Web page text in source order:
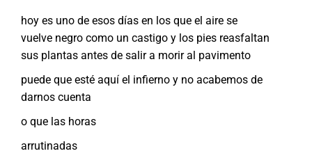
hoy es uno de esos días en los que el aire se
vuelve negro como un castigo y los pies reasfaltan
sus plantas antes de salir a morir al pavimento
puede que esté aquí el infierno y no acabemos de
darnos cuenta
o que las horas
arrutinadas